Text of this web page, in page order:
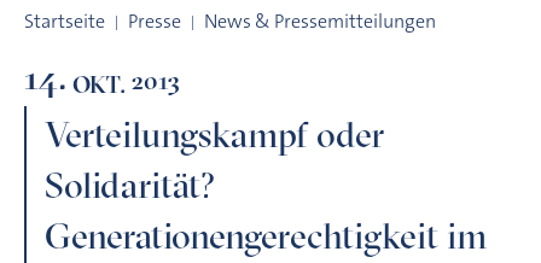
Startseite Presse News & Pressemitteilungen
14. OKT. 2013
Verteilungskampf oder
Solidarität?
Generationengerechtigkeit im